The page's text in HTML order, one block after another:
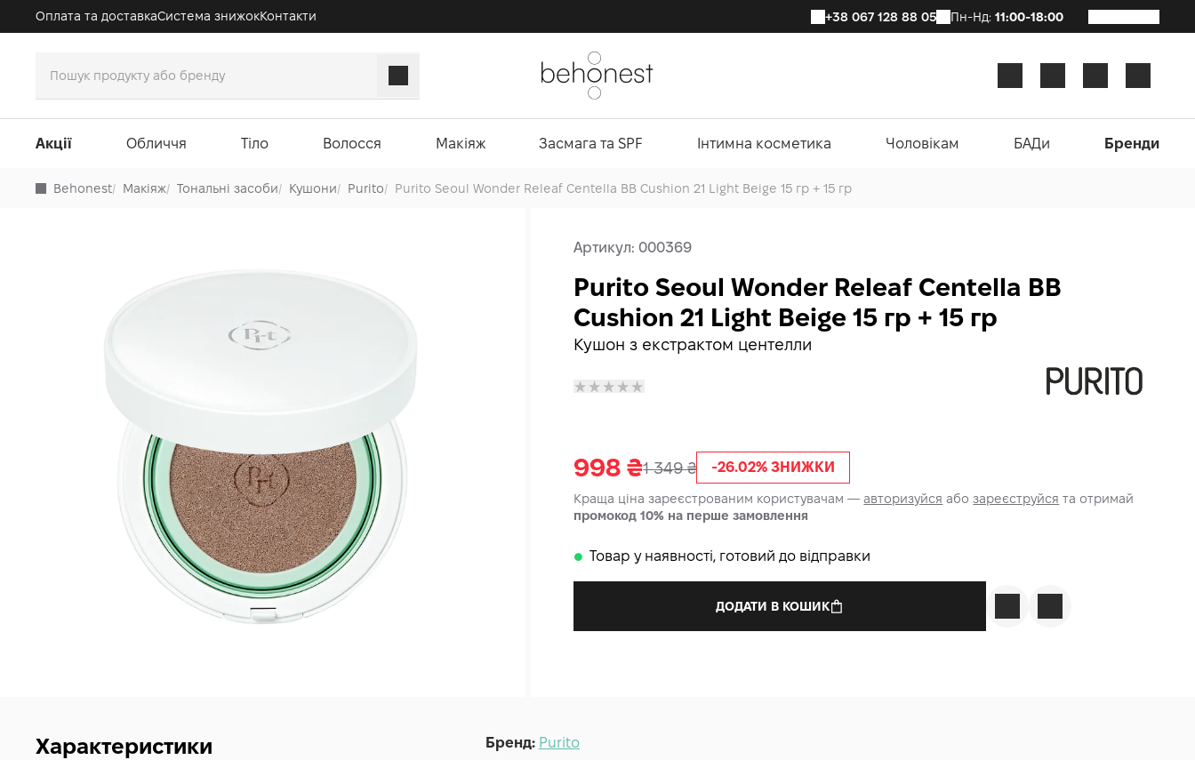
Оплата та доставкаСистема знижокКонтакти +38 067 128 88 05 Пн-Нд: 11:00-18:00
Акції Обличчя Тіло Волосся Макіяж Засмага та SPF Інтимна косметика Чоловікам БАДи Бренди
Behonest/ Макіяж/ Тональні засоби/ Кушони/ Purito/ Purito Seoul Wonder Releaf Centella BB Cushion 21 Light Beige 15 гр + 15 гр
Артикул:000369
Кушон з екстрактом центелли
Purito Seoul Wonder Releaf Centella BB
Cushion 21 Light Beige 15 гр + 15 гр
998₴1 349₴ -26.02% ЗНИЖКИ
Краща ціна зареєстрованим користувачам —авторизуйся абозареєструйся та отримай
промокод 10% на перше замовлення
𒊹 Товар у наявності, готовий до відправки
ДОДАТИ В КОШИК
Характеристики Бренд: Purito